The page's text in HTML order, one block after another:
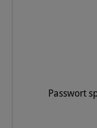
Passwort